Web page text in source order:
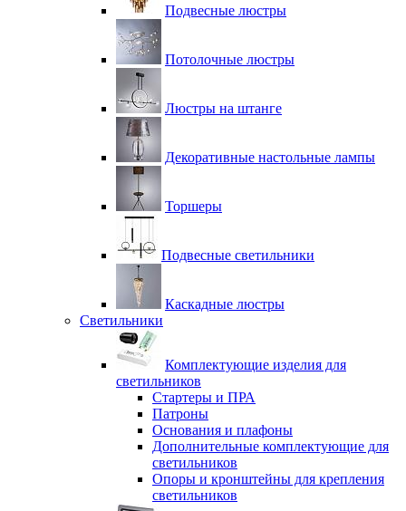
Подвесные люстры
Потолочные люстры
Люстры на штанге
Декоративные настольные лампы
Торшеры
Подвесные светильники
Каскадные люстры
Светильники
Комплектующие изделия для
светильников
Стартеры и ПРА
Патроны
Основания и плафоны
Дополнительные комплектующие для
светильников
Опоры и кронштейны для крепления
светильников